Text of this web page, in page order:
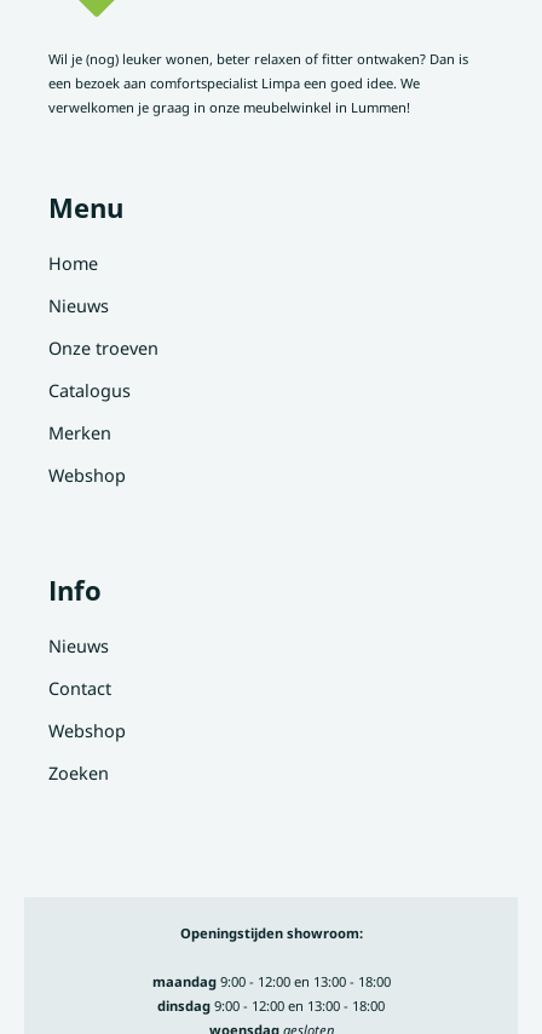
Wil je (nog) leuker wonen, beter relaxen of fitter ontwaken? Dan is
een bezoek aan comfortspecialist Limpa een goed idee. We
verwelkomen je graag in onze meubelwinkel in Lummen!
Menu
Home
Nieuws
Onze troeven
Catalogus
Merken
Webshop
Info
Nieuws
Contact
Webshop
Zoeken
Openingstijden showroom:
maandag9:00 - 12:00 en 13:00 - 18:00
dinsdag 9:00 - 12:00 en 13:00 - 18:00
woensdaggesloten